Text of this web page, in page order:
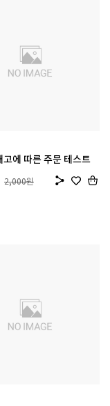
고에 따른 주문 테스트
2,000원